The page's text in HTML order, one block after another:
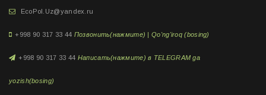
EcoPol.Uz@yandex.ru
+998 90 317 33 44 Позвонить(нажмите) | Qo'ng'iroq (bosing)
+998 90 317 33 44 Написать(нажмите) в TELEGRAM ga
yozish(bosing)